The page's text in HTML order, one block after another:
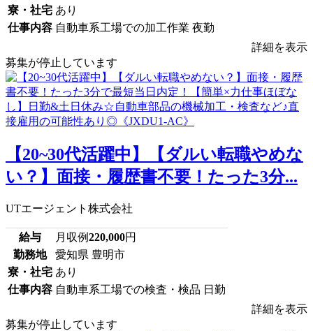
寮・社宅 あり
仕事内容 自動車系工場での加工作業 夜勤
詳細を表示
募集が停止しています
【20~30代活躍中】【ダルい転職やめな
い？】面接・履歴書不要！たった3分...
UTエージェント株式会社
給与 月収例220,000円
勤務地
愛知県 豊明市
寮・社宅 あり
仕事内容 自動車系工場での検査・検品 日勤
詳細を表示
募集が停止しています